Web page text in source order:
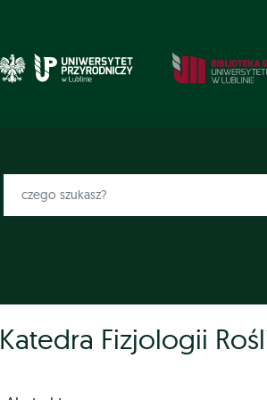
Katedra Fizjologii